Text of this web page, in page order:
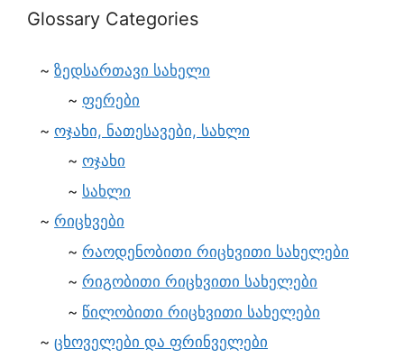
Glossary Categories
ზედსართავი სახელი
ფერები
ოჯახი, ნათესავები, სახლი
ოჯახი
სახლი
რიცხვები
რაოდენობითი რიცხვითი სახელები
რიგობითი რიცხვითი სახელები
წილობითი რიცხვითი სახელები
ცხოველები და ფრინველები